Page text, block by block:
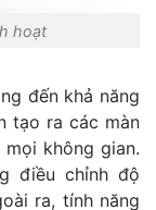
hoạt
đến khả năng
tạo ra các màn
không gian.
điều chỉnh độ
ra, tính năng